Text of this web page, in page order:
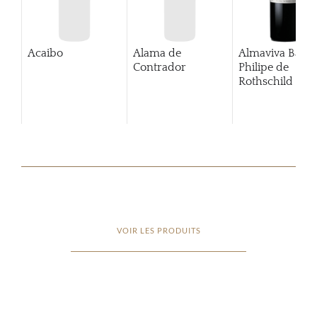
Acaibo
Alama de
Contrador
Almaviva
Philipe de
Rothschild
VOIR LES PRODUITS